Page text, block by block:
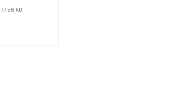
77.56 kB